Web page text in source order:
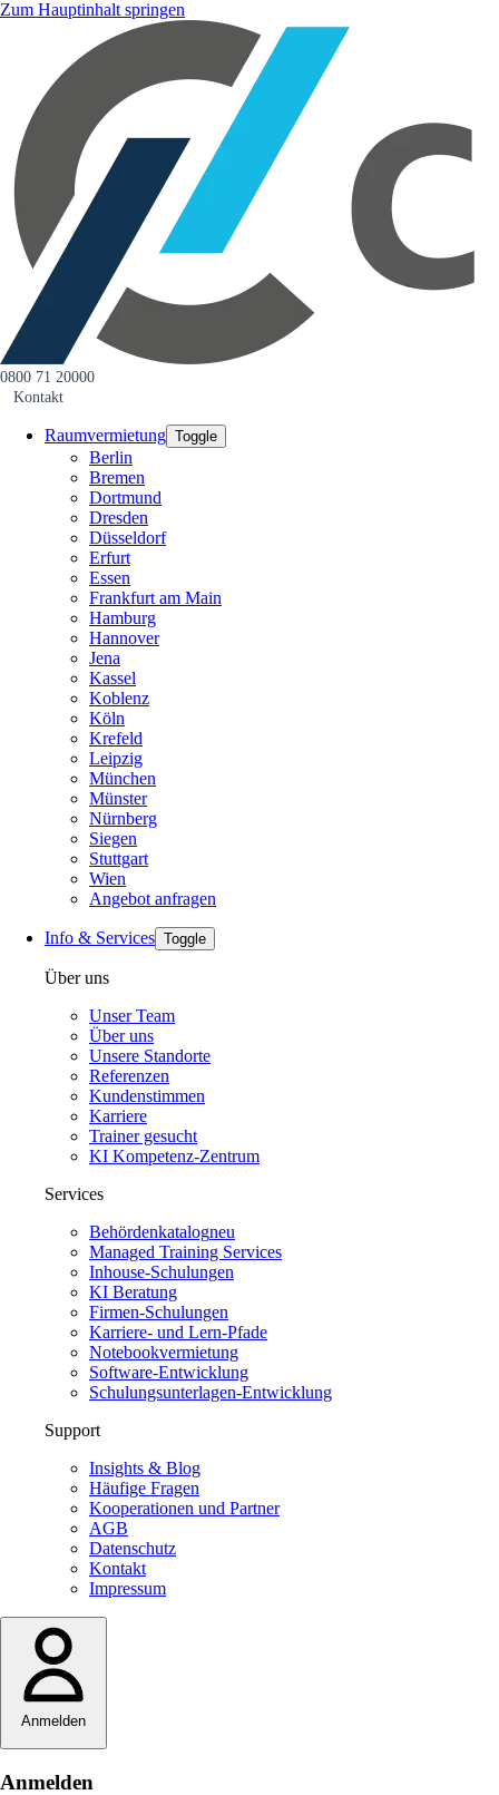
Zum Hauptinhalt springen
0800 71 20000
Kontakt
Raumvermietung Toggle
Berlin
Bremen
Dortmund
Dresden
Düsseldorf
Erfurt
Essen
Frankfurt am Main
Hamburg
Hannover
Jena
Kassel
Koblenz
Köln
Krefeld
Leipzig
München
Münster
Nürnberg
Siegen
Stuttgart
Wien
Angebot anfragen
Info & Services Toggle
Über uns
Unser Team
Über uns
Unsere Standorte
Referenzen
Kundenstimmen
Karriere
Trainer gesucht
KI Kompetenz-Zentrum
Services
Behördenkatalogneu
Managed Training Services
Inhouse-Schulungen
KI Beratung
Firmen-Schulungen
Karriere- und Lern-Pfade
Notebookvermietung
Software-Entwicklung
Schulungsunterlagen-Entwicklung
Support
Insights & Blog
Häufige Fragen
Kooperationen und Partner
AGB
Datenschutz
Kontakt
Impressum
Anmelden
Anmelden